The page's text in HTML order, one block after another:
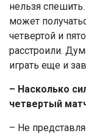
нельзя
может
четвертой и
расстроили.
играть еще и
– Насколько
четвертый
– Не